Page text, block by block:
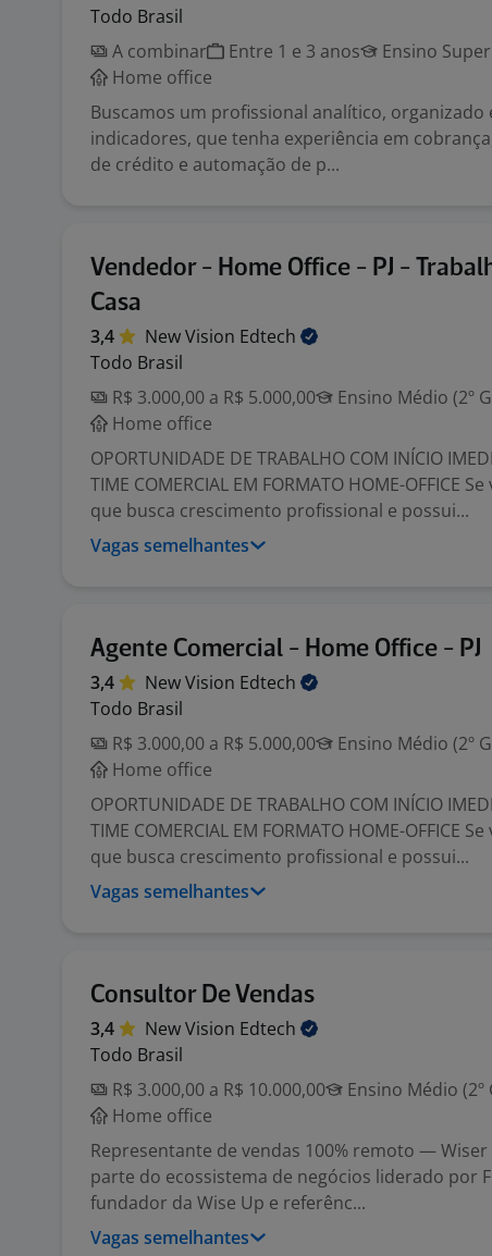
Todo Brasil
A combinar
Entre 1 e 3 anos
Ensino
Home office
Buscamos um profissional analítico,
indicadores, que tenha experiência em
de crédito e automação de p...
Vendedor - Home Office - PJ -
Casa
3,4 New Vision Edtech
Todo Brasil
R$ 3.000,00 a R$ 5.000,00
Ensino Médio (2º
Home office
OPORTUNIDADE DE TRABALHO COM INÍCIO
TIME COMERCIAL EM FORMATO HOME-OFFICE
que busca crescimento profissional e possui...
Vagas semelhantes
Agente Comercial - Home Office - PJ
3,4 New Vision Edtech
Todo Brasil
R$ 3.000,00 a R$ 5.000,00
Ensino Médio (2º
Home office
OPORTUNIDADE DE TRABALHO COM INÍCIO
TIME COMERCIAL EM FORMATO HOME-OFFICE
que busca crescimento profissional e possui...
Vagas semelhantes
Consultor De Vendas
3,4 New Vision Edtech
Todo Brasil
R$ 3.000,00 a R$ 10.000,00
Ensino Médio (2º
Home office
Representante de vendas 100% remoto — Wiser
parte do ecossistema de negócios liderado por
fundador da Wise Up e referênc...
Vagas semelhantes